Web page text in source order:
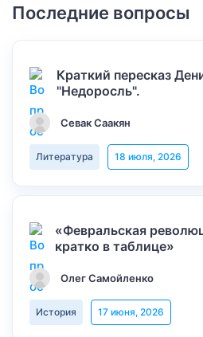
Последние вопросы
Краткий пересказ
"Недоросль".
Севак Саакян
Литература 18 июля, 2026
«Февральская
кратко в таблице»
Олег Самойленко
История 17 июня, 2026